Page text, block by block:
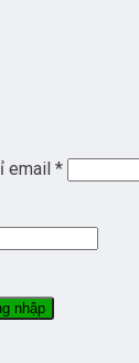
email *
nhập